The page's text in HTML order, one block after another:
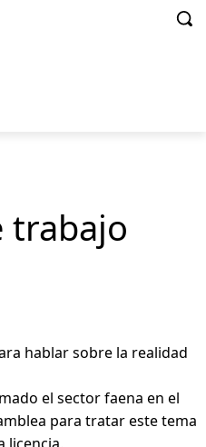
trabajo
hablar sobre la realidad
el sector faena en el
para tratar este tema